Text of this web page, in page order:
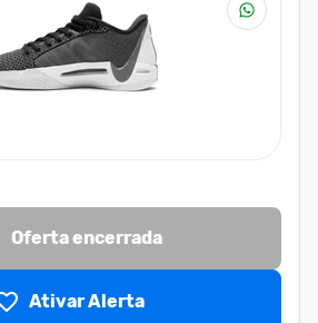
Oferta encerrada
Ativar Alerta